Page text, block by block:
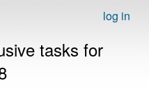
log in
tasks for